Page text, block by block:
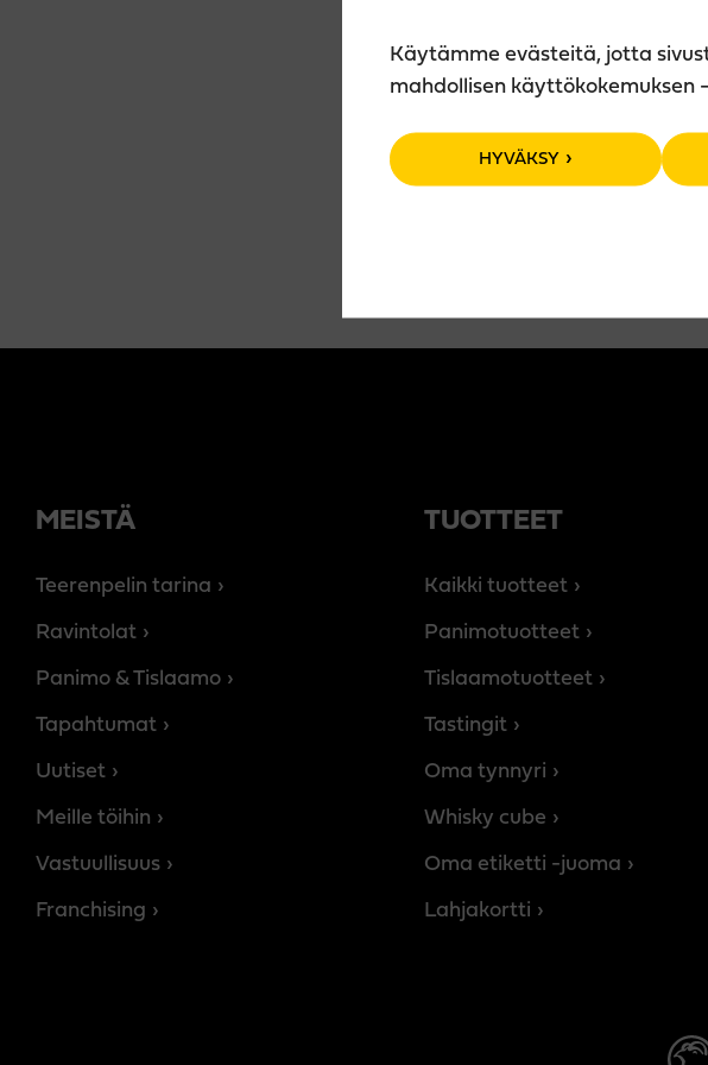
Käytämme evästeitä, jotta
mahdollisen käyttökokemuksen
HYVÄKSY
MEISTÄ
Teerenpelin tarina
Ravintolat
Panimo & Tislaamo
Tapahtumat
Uutiset
Meille töihin
Vastuullisuus
Franchising
TUOTTEET
Kaikki tuotteet
Panimotuotteet
Tislaamotuotteet
Tastingit
Oma tynnyri
Whisky cube
Oma etiketti -juoma
Lahjakortti